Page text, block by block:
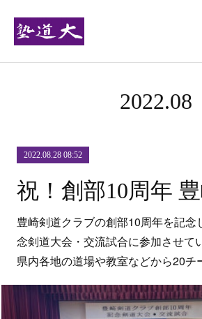
2022.08
2022.08.28 08:52
豊崎剣道クラブの創部10周年を記念
念剣道大会・交流試合に参加させて
県内各地の道場や教室などから20